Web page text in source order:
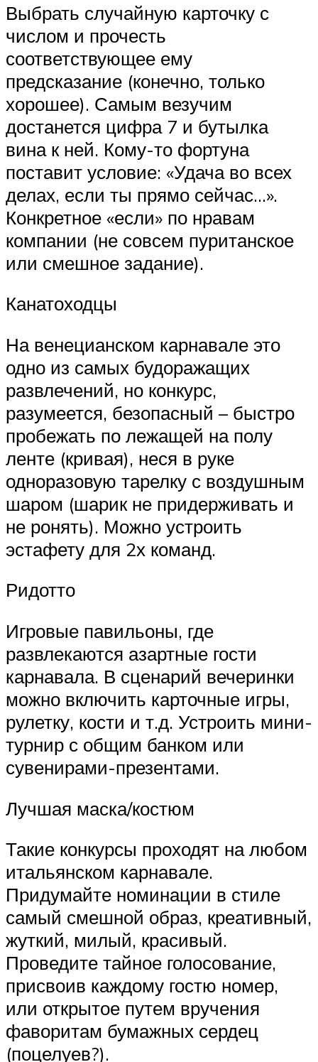
Выбрать случайную карточку с
числом и прочесть
соответствующее ему
предсказание (конечно, только
хорошее). Самым везучим
достанется цифра 7 и бутылка
вина к ней. Кому-то фортуна
поставит условие: «Удача во всех
делах, если ты прямо сейчас…».
Конкретное «если» по нравам
компании (не совсем пуританское
или смешное задание).
Канатоходцы
На венецианском карнавале это
одно из самых будоражащих
развлечений, но конкурс,
разумеется, безопасный – быстро
пробежать по лежащей на полу
ленте (кривая), неся в руке
одноразовую тарелку с воздушным
шаром (шарик не придерживать и
не ронять). Можно устроить
эстафету для 2х команд.
Ридотто
Игровые павильоны, где
развлекаются азартные гости
карнавала. В сценарий вечеринки
можно включить карточные игры,
рулетку, кости и т.д. Устроить мини-
турнир с общим банком или
сувенирами-презентами.
Лучшая маска/костюм
Такие конкурсы проходят на любом
итальянском карнавале.
Придумайте номинации в стиле
самый смешной образ, креативный,
жуткий, милый, красивый.
Проведите тайное голосование,
присвоив каждому гостю номер,
или открытое путем вручения
фаворитам бумажных сердец
(поцелуев?).